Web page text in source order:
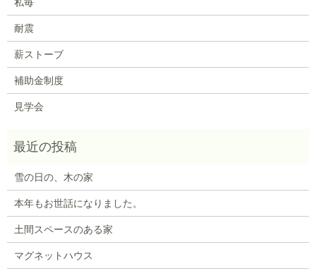
耐震
薪ストーブ
補助金制度
見学会
雪の日の、木の家
本年もお世話になりました。
土間スペースのある家
マグネットハウス